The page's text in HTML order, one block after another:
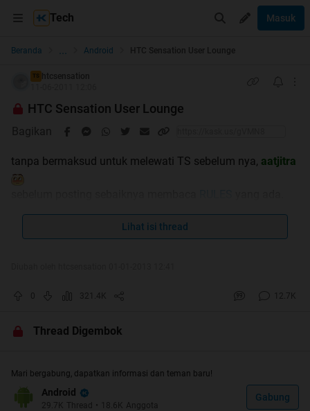
Tech Masuk
Beranda ... Android HTC Sensation User Lounge
TS
htcsensation
HTC Sensation User Lounge
Bagikan
tanpa bermaksud untuk melewati TS sebelum nya, aatjitra
terima kasih
Lihat isi thread
321.4K 12.7K
Thread Digembok
Mari bergabung, dapatkan informasi dan teman baru!
Android
29.7K Thread • 18.6K Anggota
Gabung